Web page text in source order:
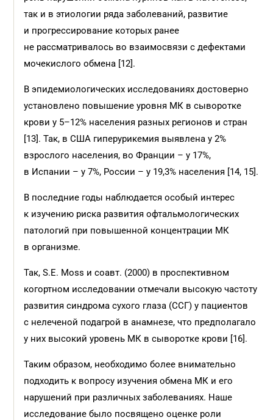
так и в этиологии ряда заболеваний, развитие
и прогрессирование которых ранее
не рассматривалось во взаимосвязи с дефектами
мочекислого обмена [12].
В эпидемиологических исследованиях достоверно
установлено повышение уровня МК в сыворотке
крови у 5–12% населения разных регионов и стран
[13]. Так, в США гиперурикемия выявлена у 2%
взрослого населения, во Франции – у 17%,
в Испании – у 7%, России – у 19,3% населения [14, 15].
В последние годы наблюдается особый интерес
к изучению риска развития офтальмологических
патологий при повышенной концентрации МК
в организме.
Так, S.E. Moss и соавт. (2000) в проспективном
когортном исследовании отмечали высокую частоту
развития синдрома сухого глаза (ССГ) у пациентов
с нелеченой подагрой в анамнезе, что предполагало
у них высокий уровень МК в сыворотке крови [16].
Таким образом, необходимо более внимательно
подходить к вопросу изучения обмена МК и его
нарушений при различных заболеваниях. Наше
исследование было посвящено оценке роли